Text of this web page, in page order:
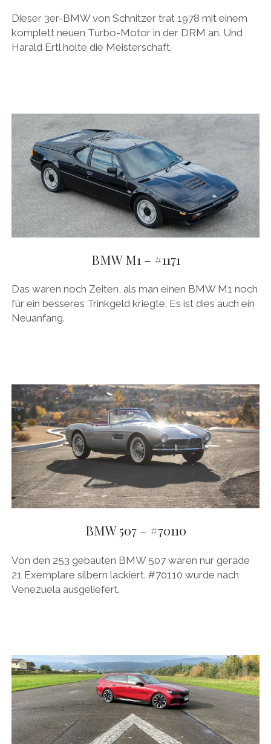
Dieser 3er-BMW von Schnitzer trat 1978 mit einem
komplett neuen Turbo-Motor in der DRM an. Und
Harald Ertl holte die Meisterschaft.
BMW M1 – #1171
Das waren noch Zeiten, als man einen BMW M1 noch
für ein besseres Trinkgeld kriegte. Es ist dies auch ein
Neuanfang.
BMW 507 – #70110
Von den 253 gebauten BMW 507 waren nur gerade
21 Exemplare silbern lackiert. #70110 wurde nach
Venezuela ausgeliefert.